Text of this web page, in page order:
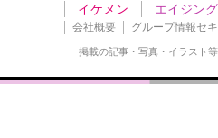
イケメン エイジン
会社概要 グループ情報セ
掲載の記事・写真・イラスト